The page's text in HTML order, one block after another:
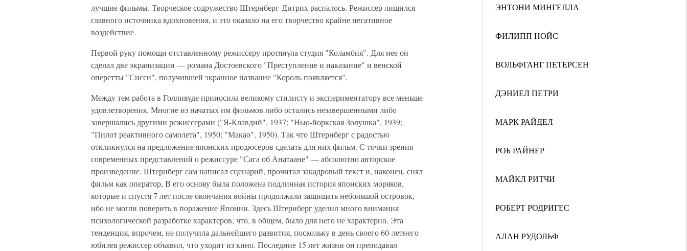
ЭНТОНИ МИНГЕЛЛА
ФИЛИПП НОЙС
ВОЛЬФГАНГ ПЕТЕРСЕН
ДЭНИЕЛ ПЕТРИ
МАРК РАЙДЕЛ
РОБ РАЙНЕР
МАЙКЛ РИТЧИ
РОБЕРТ РОДРИГЕС
АЛАН РУДОЛЬФ
лучшие фильмы. Творческое содружество Штернберг-Дитрих распалось. Режиссер лишился
главного источника вдохновения, и это оказало на его творчество крайне негативное
воздействие.
Первой руку помощи отставленному режиссеру протянула студия "Коламбия". Для нее он
сделал две экранизации — романа Достоевского "Преступление и наказание" и венской
оперетты "Сисси", получившей экранное название "Король появляется".
Между тем работа в Голливуде приносила великому стилисту и экспериментатору все меньше
удовлетворения. Многие из начатых им фильмов либо остались незавершенными либо
завершались другими режиссерами ("Я-Клавдий", 1937; "Нью-йоркская Золушка", 1939;
"Пилот реактивного самолета", 1950; "Макао", 1950). Так что Штернберг с радостью
откликнулся на предложение японских продюсеров сделать для них фильм. С точки зрения
современных представлений о режиссуре "Сага об Анатаане" — абсолютно авторское
произведение. Штернберг сам написал сценарий, прочитал закадровый текст и, наконец, снял
фильм как оператор, В его основу была положена подлинная история японских моряков,
которые и спустя 7 лет после окончания войны продолжали защищать небольшой островок,
ибо не могли поверить в поражение Японии. Здесь Штернберг уделил много внимания
психологической разработке характеров, что, в общем, было для него не характерно. Эта
тенденция, впрочем, не получила дальнейшего развития, поскольку в день своего 60-летнего
юбилея режиссер объявил, что уходит из кино. Последние 15 лет жизни он преподавал